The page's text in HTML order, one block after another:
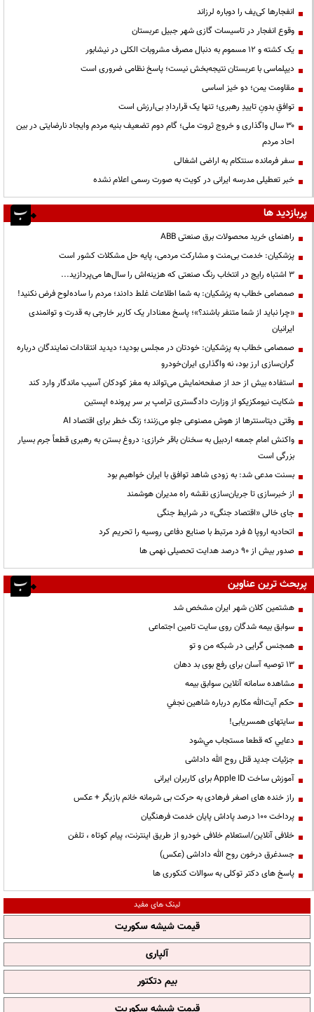
انفجارها کی‌یف را دوباره لرزاند
وقوع انفجار در تاسیسات گازی شهر جبیل عربستان
یک کشته و ۱۲ مسموم به دنبال مصرف مشروبات الکلی در نیشابور
دیپلماسی با عربستان نتیجه‌بخش نیست؛ پاسخ نظامی ضروری است
مقاومت یمن؛ دو خیز اساسی
توافقِ بدونِ تاییدِ رهبری؛ تنها یک قراردادِ بی‌ارزش است
۳۰ سال واگذاری و خروج ثروت ملی؛ گام دوم تضعیف بنیه مردم وایجاد نارضایتی در بین
احاد مردم
سفر فرمانده سنتکام به اراضی اشغالی
خبر تعطیلی مدرسه ایرانی در کویت به صورت رسمی اعلام نشده
پربازدید ها
راهنمای خرید محصولات برق صنعتی ABB
پزشکیان: خدمت بی‌منت و مشارکت مردمی، پایه حل مشکلات کشور است
3 اشتباه رایج در انتخاب رنگ صنعتی که هزینه‌اش را سال‌ها می‌پردازید...
صمصامی خطاب به پزشکیان: به شما اطلاعات غلط دادند؛ مردم را ساده‌لوح فرض نکنید!
«چرا نباید از شما متنفر باشند؟»؛ پاسخ معنادار یک کاربر خارجی به قدرت و توانمندی
ایرانیان
صمصامی خطاب به پزشکیان: خودتان در مجلس بودید؛ دیدید انتقادات نمایندگان درباره
گران‌سازی ارز بود، نه واگذاری ایران‌خودرو
استفاده بیش از حد از صفحه‌نمایش می‌تواند به مغز کودکان آسیب ماندگار وارد کند
شکایت نیومکزیکو از وزارت دادگستری ترامپ بر سر پرونده اپستین
وقتی دیتاسنترها از هوش مصنوعی جلو می‌زنند؛ زنگ خطر برای اقتصاد AI
واکنش امام جمعه اردبیل به سخنان باقر خرازی: دروغ بستن به رهبری قطعاً جرم بسیار
بزرگی است
بسنت مدعی شد: به زودی شاهد توافق با ایران خواهیم بود
از خبرسازی تا جریان‌سازی نقشه راه مدیران هوشمند
جای خالی «اقتصاد جنگی» در شرایط جنگی
اتحادیه اروپا ۵ فرد مرتبط با صنایع دفاعی روسیه را تحریم کرد
صدور بیش از ۹۰ درصد هدایت تحصیلی نهمی ها
پربحث ترین عناوین
هشتمین کلان شهر ایران مشخص شد
سوابق بیمه شدگان روی سایت تامین اجتماعی
همجنس گرایی در شبکه من و تو
13 توصیه آسان برای رفع بوی بد دهان
مشاهده سامانه آنلاين سوابق بیمه
حكم آيت‌الله مكارم درباره شاهين نجفي
سایتهای همسریابی!
دعايي كه قطعا مستجاب مي‌شود
جزئیات جدید قتل روح الله داداشی
آموزش ساخت Apple ID برای کاربران ایرانی
راز خنده های اصغر فرهادی به حرکت بی شرمانه خانم بازیگر + عکس
پرداخت ۱۰۰ درصد پاداش پایان خدمت فرهنگیان
خلافی آنلاین/استعلام خلافی خودرو از طریق اینترنت، پیام کوتاه ، تلفن
جسدغرق درخون روح الله داداشی (عکس)
پاسخ های دکتر توکلی به سوالات کنکوری ها
لینک های مفید
قیمت شیشه سکوریت
آلپاری
بیم دتکتور